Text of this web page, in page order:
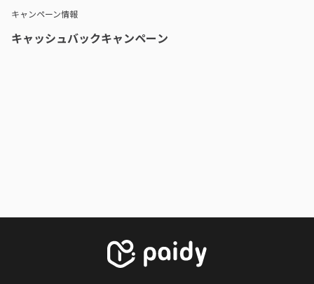
キャンペーン情報
キャッシュバックキャンペーン